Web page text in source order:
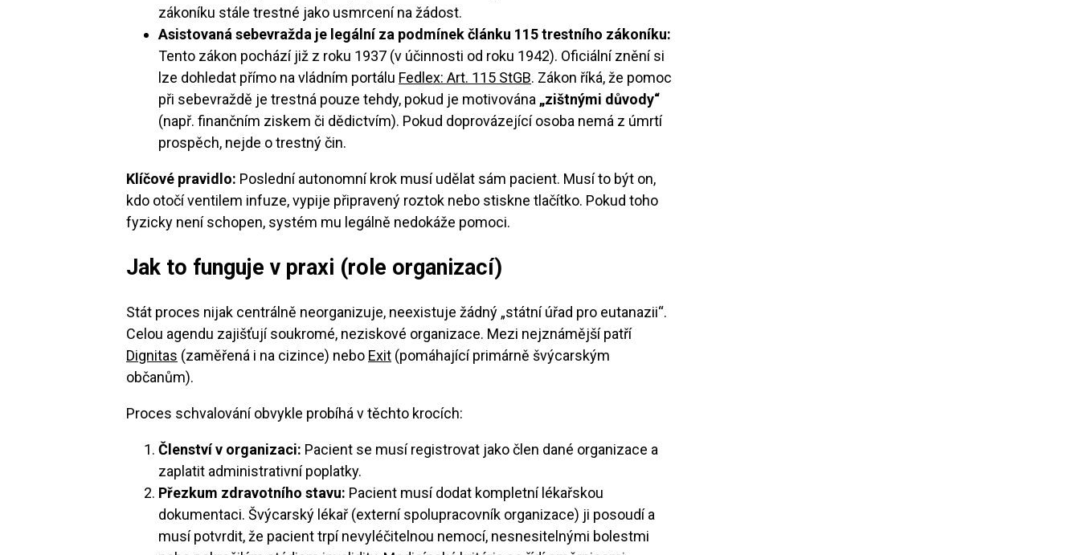
zákoníku stále trestné jako usmrcení na žádost.
Asistovaná sebevražda je legální za podmínek článku 115 trestního zákoníku:
Tento zákon pochází již z roku 1937 (v účinnosti od roku 1942). Oficiální znění si
lze dohledat přímo na vládním portálu Fedlex: Art. 115 StGB. Zákon říká, že pomoc
při sebevraždě je trestná pouze tehdy, pokud je motivována „zištnými důvody“
(např. finančním ziskem či dědictvím). Pokud doprovázející osoba nemá z úmrtí
prospěch, nejde o trestný čin.
Klíčové pravidlo: Poslední autonomní krok musí udělat sám pacient. Musí to být on,
kdo otočí ventilem infuze, vypije připravený roztok nebo stiskne tlačítko. Pokud toho
fyzicky není schopen, systém mu legálně nedokáže pomoci.
Jak to funguje v praxi (role organizací)
Stát proces nijak centrálně neorganizuje, neexistuje žádný „státní úřad pro eutanazii“.
Celou agendu zajišťují soukromé, neziskové organizace. Mezi nejznámější patří
Dignitas (zaměřená i na cizince) nebo Exit (pomáhající primárně švýcarským
občanům).
Proces schvalování obvykle probíhá v těchto krocích:
Členství v organizaci: Pacient se musí registrovat jako člen dané organizace a
zaplatit administrativní poplatky.
Přezkum zdravotního stavu: Pacient musí dodat kompletní lékařskou
dokumentaci. Švýcarský lékař (externí spolupracovník organizace) ji posoudí a
musí potvrdit, že pacient trpí nevyléčitelnou nemocí, nesnesitelnými bolestmi